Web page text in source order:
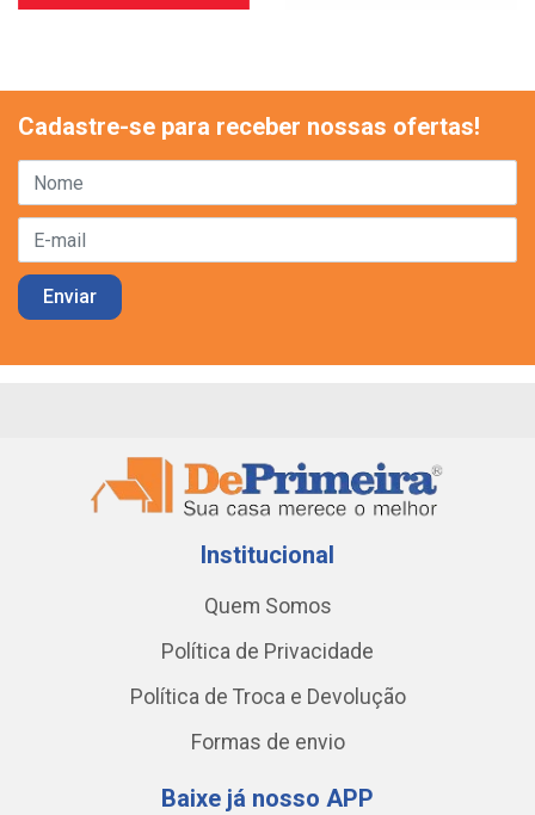
Cadastre-se para receber nossas ofertas!
Institucional
Quem Somos
Política de Privacidade
Política de Troca e Devolução
Formas de envio
Baixe já nosso APP